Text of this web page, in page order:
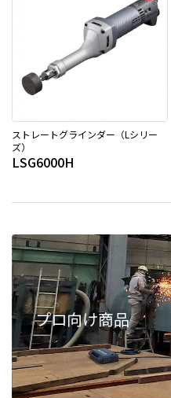
ストレートグラインダー（Lシリー
ズ）
LSG6000H
プロ向け商品